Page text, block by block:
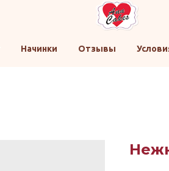
Начинки Отзывы